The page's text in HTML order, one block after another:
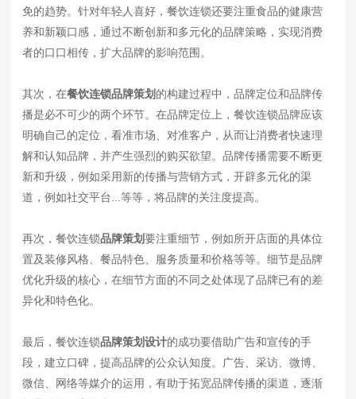
免的趋势。针对年轻人喜好，餐饮连锁还要注重食品的健康营
养和新颖口感，通过不断创新和多元化的品牌策略，实现消费
者的口口相传，扩大品牌的影响范围。
其次，在餐饮连锁品牌策划 的构建过程中，品牌定位和品牌传
播是必不可少的两个环节。在品牌定位上，餐饮连锁品牌应该
明确自己的定位，看准市场、对准客户，从而让消费者快速理
解和认知品牌，并产生强烈的购买欲望。品牌传播需要不断更
新和升级，例如采用新的传播与营销方式，开辟多元化的渠
道，例如社交平台...等等，将品牌的关注度提高。
再次，餐饮连锁品牌策划要注重细节，例如所开店面的具体位
置及装修风格、餐品特色、服务质量和价格等等。细节是品牌
优化升级的核心，在细节方面的不同之处体现了品牌已有的差
异化和特色化。
最后，餐饮连锁品牌策划设计的成功要借助广告和宣传的手
段，建立口碑，提高品牌的公众认知度。广告、采访、微博、
微信、网络等媒介的运用，有助于拓宽品牌传播的渠道，逐渐